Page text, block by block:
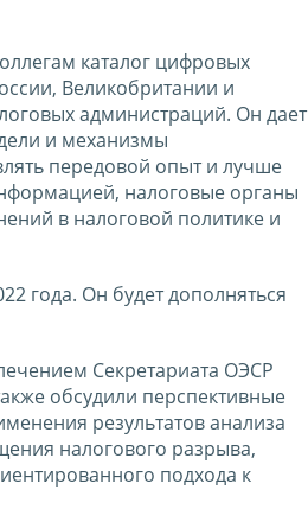
каталог цифровых
Великобритании и
администраций. Он дает
и механизмы
передовой опыт и лучше
налоговые органы
в налоговой политике и
года. Он будет дополняться
Секретариата ОЭСР
обсудили перспективные
результатов анализа
налогового разрыва,
подхода к